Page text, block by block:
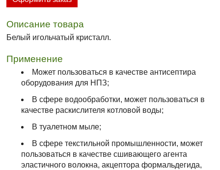
Описание товара
Белый игольчатый кристалл.
Применение
Может пользоваться в качестве антисептира
оборудования для НПЗ;
В сфере водообработки, может пользоваться в
качестве раскислителя котловой воды;
В туалетном мыле;
В сфере текстильной промышленности, может
пользоваться в качестве сшивающего агента
эластичного волокна, акцептора формальдегида,